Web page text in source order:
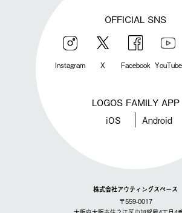
OFFICIAL SNS
Instagram X Facebook YouTube
LOGOS FAMILY APP
iOS Android
株式会社アウティングスペース
〒559-0017